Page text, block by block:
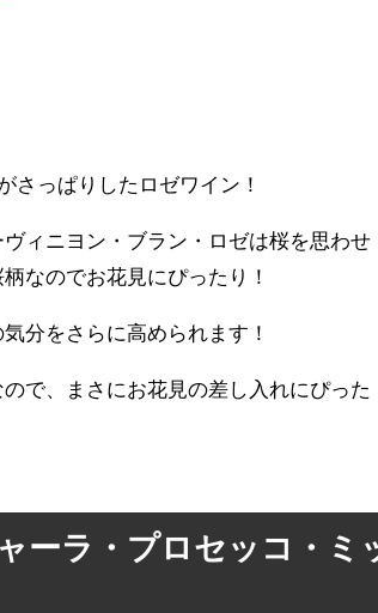
さっぱりしたロゼワイン！
ィニヨン・ブラン・ロゼは桜を思わせ
なのでお花見にぴったり！
分をさらに高められます！
で、まさにお花見の差し入れにぴった
ーラ・プロセッコ・ミ